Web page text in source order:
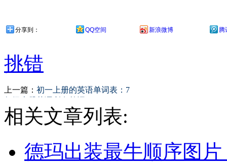
分享到： QQ空间 新浪微博 腾
挑错
上一篇： 初一上册的英语单词表：7
相关文章列表:
德玛出装最牛顺序图